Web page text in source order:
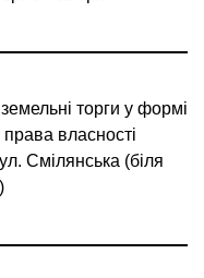
торги у формі
власності
Смілянська (біля